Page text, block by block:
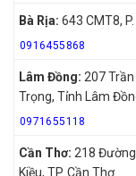
Bà Rịa: 643 CMT8,
0916455868
Lâm Đồng: 207
Trọng, Tỉnh Lâm
0971655118
Cần Thơ: 218
Kiều, TP. Cần Thơ